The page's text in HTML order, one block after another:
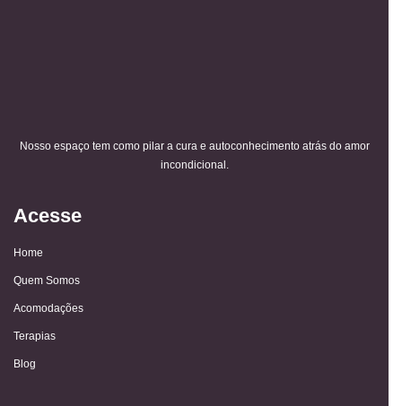
Nosso espaço tem como pilar a cura e autoconhecimento atrás do amor
incondicional.
Acesse
Home
Quem Somos
Acomodações
Terapias
Blog